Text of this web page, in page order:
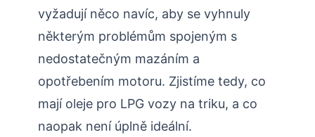
vyžadují něco navíc, aby se vyhnuly
některým problémům spojeným s
nedostatečným mazáním a
opotřebením motoru. Zjistíme tedy, co
mají oleje pro LPG vozy na triku, a co
naopak není úplně ideální.